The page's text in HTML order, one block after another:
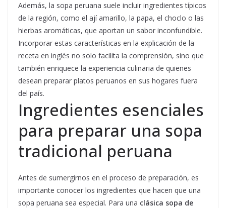
Además, la sopa peruana suele incluir ingredientes típicos
de la región, como el ají amarillo, la papa, el choclo o las
hierbas aromáticas, que aportan un sabor inconfundible.
Incorporar estas características en la explicación de la
receta en inglés no solo facilita la comprensión, sino que
también enriquece la experiencia culinaria de quienes
desean preparar platos peruanos en sus hogares fuera
del país.
Ingredientes esenciales
para preparar una sopa
tradicional peruana
Antes de sumergirnos en el proceso de preparación, es
importante conocer los ingredientes que hacen que una
sopa peruana sea especial. Para una clásica sopa de